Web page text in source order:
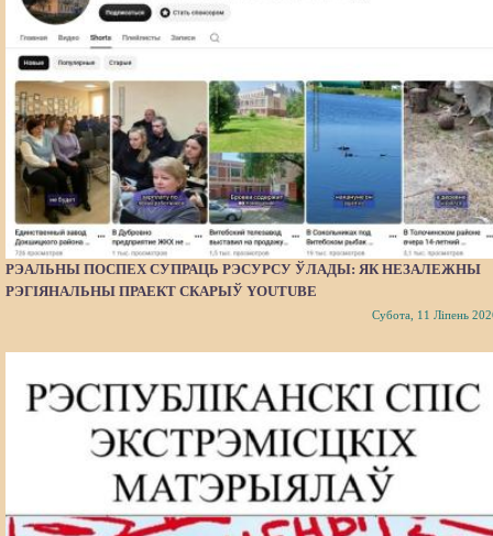
РЭАЛЬНЫ ПОСПЕХ СУПРАЦЬ РЭСУРСУ ЎЛАДЫ: ЯК НЕЗАЛЕЖНЫ
РЭГІЯНАЛЬНЫ ПРАЕКТ СКАРЫЎ YOUTUBE
Субота, 11 Ліпень